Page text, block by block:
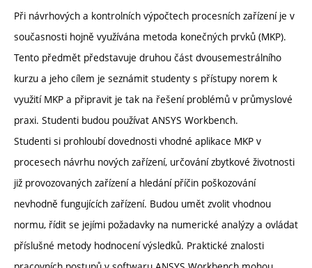
Při návrhových a kontrolních výpočtech procesních zařízení je v
současnosti hojně využívána metoda konečných prvků (MKP).
Tento předmět představuje druhou část dvousemestrálního
kurzu a jeho cílem je seznámit studenty s přístupy norem k
využití MKP a připravit je tak na řešení problémů v průmyslové
praxi. Studenti budou používat ANSYS Workbench.
Studenti si prohloubí dovednosti vhodné aplikace MKP v
procesech návrhu nových zařízení, určování zbytkové životnosti
již provozovaných zařízení a hledání příčin poškozování
nevhodně fungujících zařízení. Budou umět zvolit vhodnou
normu, řídit se jejími požadavky na numerické analýzy a ovládat
příslušné metody hodnocení výsledků. Praktické znalosti